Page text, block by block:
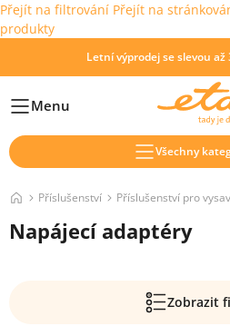
Přejít na filtrování Přejít na
produkty
Letní výprodej se slevou až
HlavníMenu
Všechny
Příslušenství Příslušenství pro
Napájecí adaptéry
Zobrazit